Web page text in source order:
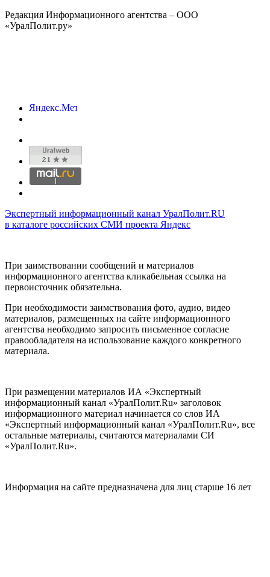
Редакция Информационного агентства – ООО
«УралПолит.ру»
Экспертный информационный канал УралПолит.RU
в каталоге российских СМИ проекта Яндекс
При заимствовании сообщений и материалов
информационного агентства кликабельная ссылка на
первоисточник обязательна.
При необходимости заимствования фото, аудио, видео
материалов, размещенных на сайте информационного
агентства необходимо запросить письменное согласие
правообладателя на использование каждого конкретного
материала.
При размещении материалов ИА «Экспертный
информационный канал «УралПолит.Ru» заголовок
информационного материал начинается со слов ИА
«Экспертный информационный канал «УралПолит.Ru», все
остальные материалы, считаются материалами СИ
«УралПолит.Ru».
Информация на сайте предназначена для лиц старше 16 лет